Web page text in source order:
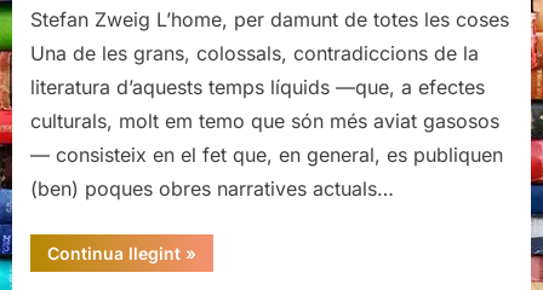
Stefan Zweig L’home, per damunt de totes les coses
Una de les grans, colossals, contradiccions de la
literatura d’aquests temps líquids —que, a efectes
culturals, molt em temo que són més aviat gasosos
— consisteix en el fet que, en general, es publiquen
(ben) poques obres narratives actuals…
Continua llegint“Magalhães
L’home
»